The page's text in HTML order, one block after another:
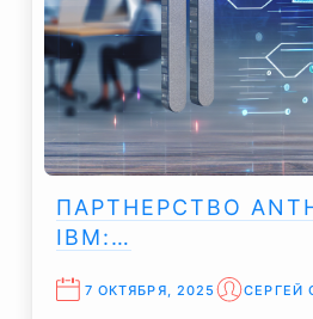
ПАРТНЕРСТВО
IBM:…
7 ОКТЯБРЯ, 2025 СЕРГЕЙ